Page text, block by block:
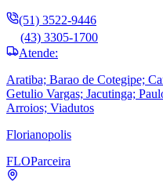
(51) 3522-9446
(43) 3305-1700
Atende:
Aratiba; Barao de Cotegipe;
Getulio Vargas; Jacutinga;
Arroios; Viadutos
Florianopolis
FLOParceira